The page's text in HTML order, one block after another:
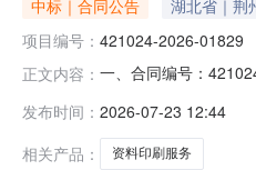
中标｜合同公告 湖北省｜荆
项目编号： 421024-2026-01829
正文内容： 一、合同编号：
要信息主要标的名称
发布时间： 2026-07-23 12:44
相关产品：
资料印刷服务